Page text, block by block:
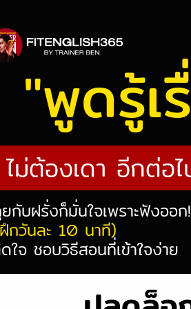
พูดรู้เ
ม่ต้องเดา อีกต่อ
บฝรั่งก็มั่นใจเพราะฟังออก!
กวันละ 10 นาที)
ใจ ชอบวิธีสอนที่เข้าใจง่าย